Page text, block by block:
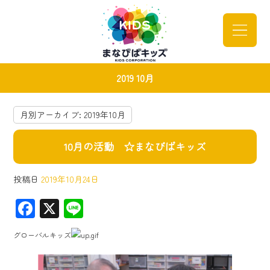
2019 10月
月別アーカイブ:2019年10月
10月の活動 ☆まなびばキッズ
投稿日 2019年10月24日
F
ac
e
X
ne
グローバルキッズ